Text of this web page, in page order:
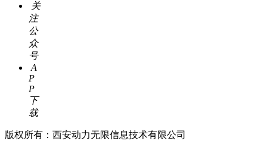
关
注
公
众
号
A
P
P
下
载
版权所有：西安动力无限信息技术有限公司